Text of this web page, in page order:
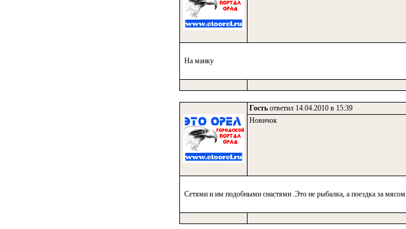
На манку
Гость ответил 14.04.2010 в 15:39
Новичок
Сетями и им подобными снастями .Это не рыбалка, а поездка за мясом